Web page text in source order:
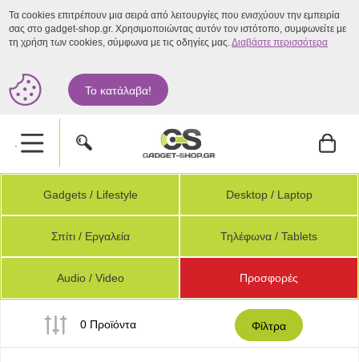
Τα cookies επιτρέπουν μια σειρά από λειτουργίες που ενισχύουν την εμπειρία
σας στο gadget-shop.gr. Χρησιμοποιώντας αυτόν τον ιστότοπο, συμφωνείτε με
τη χρήση των cookies, σύμφωνα με τις οδηγίες μας.Διαβάστε περισσότερα
Το κατάλαβα!
.
Gadgets / Lifestyle Desktop / Laptop
Σπίτι / Εργαλεία Τηλέφωνα / Tablets
Audio / Video Προσφορές
0 Προϊόντα Φίλτρα